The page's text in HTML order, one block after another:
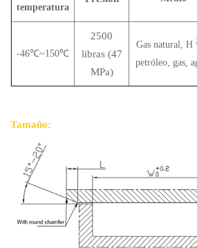
temperatura
-46℃~150℃
2500
libras (47
MPa)
Gas natural, H
petróleo, gas,
Tamaño: